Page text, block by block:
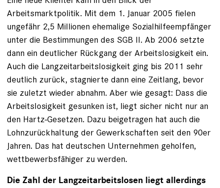
Arbeitsmarktpolitik. Mit dem 1. Januar 2005 fielen
ungefähr 2,5 Millionen ehemalige Sozialhilfeempfänger
unter die Bestimmungen des SGB II. Ab 2006 setzte
dann ein deutlicher Rückgang der Arbeitslosigkeit ein.
Auch die Langzeitarbeitslosigkeit ging bis 2011 sehr
deutlich zurück, stagnierte dann eine Zeitlang, bevor
sie zuletzt wieder abnahm. Aber wie gesagt: Dass die
Arbeitslosigkeit gesunken ist, liegt sicher nicht nur an
den Hartz-Gesetzen. Dazu beigetragen hat auch die
Lohnzurückhaltung der Gewerkschaften seit den 90er
Jahren. Das hat deutschen Unternehmen geholfen,
wettbewerbsfähiger zu werden.
Die Zahl der Langzeitarbeitslosen liegt allerdings